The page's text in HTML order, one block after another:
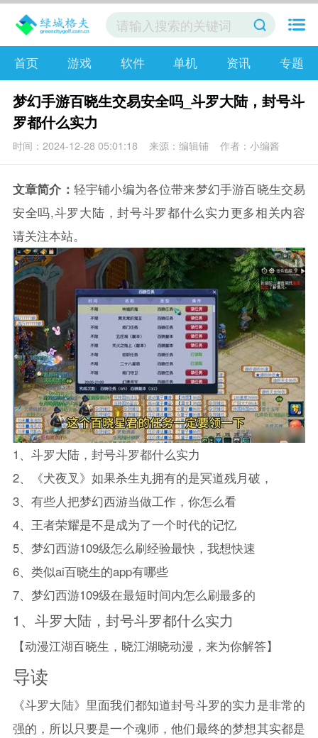
首页 游戏 软件 单机 资讯 专题
梦幻手游百晓生交易安全吗_斗罗大陆，封号斗
罗都什么实力
时间：2024-12-28 05:01:18 来源：编辑铺 作者：小编酱
文章简介： 轻宇铺小编为各位带来梦幻手游百晓生交易
安全吗,斗罗大陆，封号斗罗都什么实力更多相关内容
请关注本站。
1、 斗罗大陆，封号斗罗都什么实力
2、
《犬夜叉》如果杀生丸拥有的是冥道残月破，
3、 有些人把梦幻西游当做工作，你怎么看
4、 王者荣耀是不是成为了一个时代的记忆
5、 梦幻西游109级怎么刷经验最快，我想快速
6、 类似ai百晓生的app有哪些
7、 梦幻西游109级在最短时间内怎么刷最多的
1、 斗罗大陆，封号斗罗都什么实力
【动漫江湖百晓生，晓江湖晓动漫，来为你解答】
导读
《斗罗大陆》里面我们都知道封号斗罗的实力是非常的
强的，所以只要是一个魂师，他们最终的梦想其实都是